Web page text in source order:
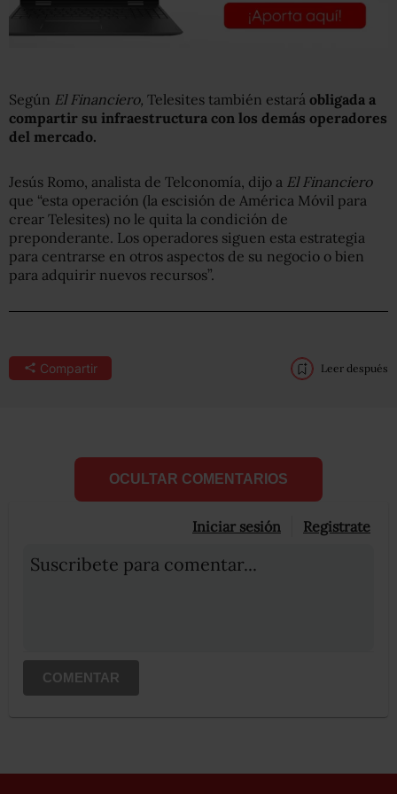
Según El Financiero, Telesites también estará obligada a
compartir su infraestructura con los demás operadores
del mercado.
Jesús Romo, analista de Telconomía, dijo a El Financiero
que “esta operación (la escisión de América Móvil para
crear Telesites) no le quita la condición de
preponderante. Los operadores siguen esta estrategia
para centrarse en otros aspectos de su negocio o bien
para adquirir nuevos recursos”.
Compartir Leer después
OCULTAR COMENTARIOS
Iniciar sesión Registrate
Suscribete para comentar...
COMENTAR